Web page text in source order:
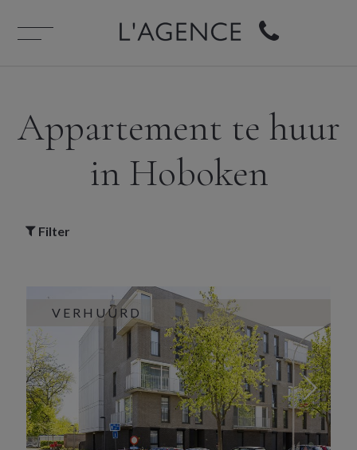
Appartement te huur
in Hoboken
Filter
VERHUURD